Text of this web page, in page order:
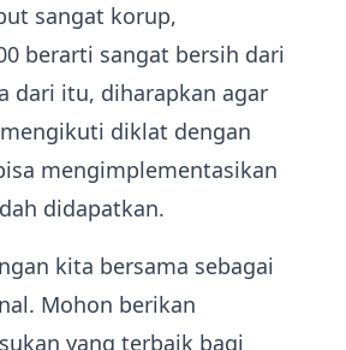
sangat korup,
berarti sangat bersih dari
dari itu, diharapkan agar
diklat dengan
mengimplementasikan
didapatkan.
kita bersama sebagai
Mohon berikan
yang terbaik bagi